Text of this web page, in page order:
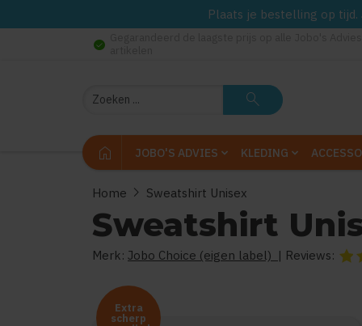
Plaats je bestelling op
check_circle
Zoeken search
home JOBO'S ADVIES KLEDING
Home chevron_right Sweatshirt Unisex
Sweatshirt
Merk: Jobo Choice (eigen label) | Reviews: De